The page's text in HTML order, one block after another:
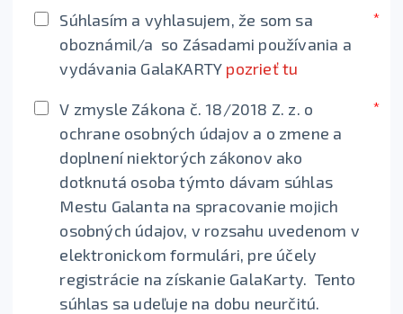
Súhlasím a vyhlasujem, že som sa
oboznámil/a so Zásadami používania a
vydávania GalaKARTY pozrieť tu
V zmysle Zákona č. 18/2018 Z. z. o
ochrane osobných údajov a o zmene a
doplnení niektorých zákonov ako
dotknutá osoba týmto dávam súhlas
Mestu Galanta na spracovanie mojich
osobných údajov, v rozsahu uvedenom v
elektronickom formulári, pre účely
registrácie na získanie GalaKarty. Tento
súhlas sa udeľuje na dobu neurčitú.